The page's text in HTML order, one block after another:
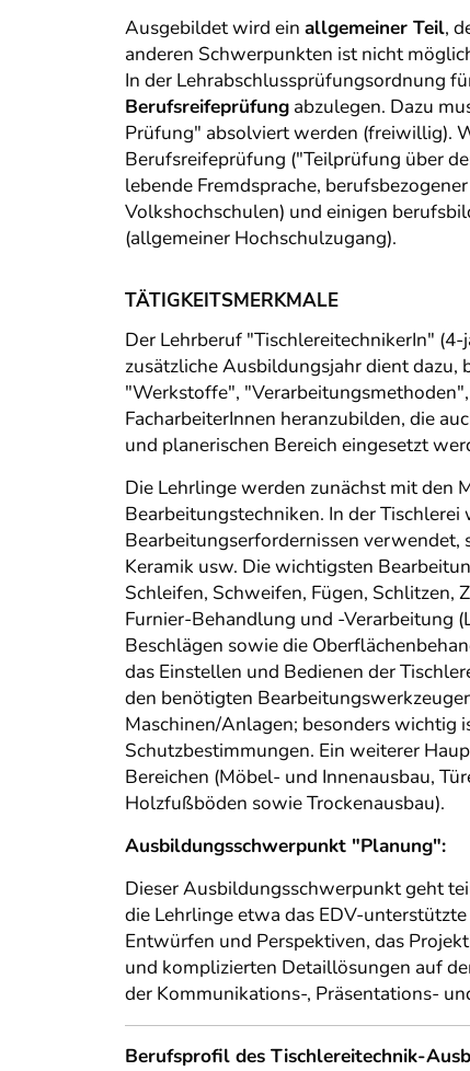
Ausgebildet wird ein allgemeiner Teil,
anderen Schwerpunkten ist nicht
In der Lehrabschlussprüfungsordnung
Berufsreifeprüfung abzulegen. Dazu
Prüfung" absolviert werden (freiwillig).
Berufsreifeprüfung ("Teilprüfung über
lebende Fremdsprache,
Volkshochschulen) und einigen
(allgemeiner Hochschulzugang).
TÄTIGKEITSMERKMALE
Der Lehrberuf "TischlereitechnikerIn"
zusätzliche Ausbildungsjahr dient dazu,
"Werkstoffe",
FacharbeiterInnen heranzubilden, die
und planerischen Bereich eingesetzt
Die Lehrlinge werden zunächst mit den
Bearbeitungstechniken. In der
Bearbeitungserfordernissen verwendet,
Keramik usw. Die wichtigsten
Schleifen, Schweifen, Fügen, Schlitzen,
Furnier-Behandlung und -Verarbeitung
Beschlägen sowie die
das Einstellen und Bedienen der
den benötigten
Maschinen/Anlagen; besonders wichtig
Schutzbestimmungen. Ein weiterer
Bereichen (Möbel- und Innenausbau,
Holzfußböden sowie Trockenausbau).
Ausbildungsschwerpunkt "Planung":
Dieser Ausbildungsschwerpunkt geht
die Lehrlinge etwa das EDV-
Entwürfen und Perspektiven, das
und komplizierten Detaillösungen auf
der Kommunikations-, Präsentations-
Berufsprofil des Tischlereitechnik-